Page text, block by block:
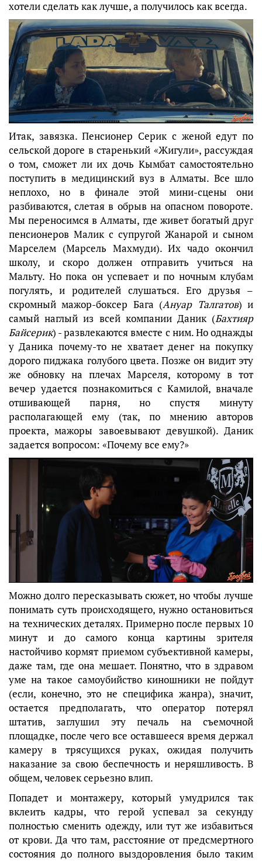
хотели сделать как лучше, а получилось как всегда.
Итак, завязка. Пенсионер Серик с женой едут по
сельской дороге в старенький «Жигули», рассуждая
о том, сможет ли их дочь Кымбат самостоятельно
поступить в медицинский вуз в Алматы. Все шло
неплохо, но в финале этой мини-сцены они
разбиваются, слетая в обрыв на опасном повороте.
Мы переносимся в Алматы, где живет богатый друг
пенсионеров Малик с супругой Жанарой и сыном
Марселем (Марсель Махмуди). Их чадо окончил
школу, и скоро должен отправить учиться на
Мальту. Но пока он успевает и по ночным клубам
погулять, и родителей слушаться. Его друзья –
скромный мажор-боксер Бага (Ануар Талгатов) и
самый наглый из всей компании Даник (Бахтияр
Байсерик) - развлекаются вместе с ним. Но однажды
у Даника почему-то не хватает денег на покупку
дорого пиджака голубого цвета. Позже он видит эту
же обновку на плечах Марселя, которому в тот
вечер удается познакомиться с Камилой, вначале
отшивающей парня, но спустя минуту
располагающей ему (так, по мнению авторов
проекта, мажоры завоевывают девушкой). Даник
задается вопросом: «Почему все ему?»
Можно долго пересказывать сюжет, но чтобы лучше
понимать суть происходящего, нужно остановиться
на технических деталях. Примерно после первых 10
минут и до самого конца картины зрителя
настойчиво кормят приемом субъективной камеры,
даже там, где она мешает. Понятно, что в здравом
уме на такое самоубийство киношники не пойдут
(если, конечно, это не специфика жанра), значит,
остается предполагать, что оператор потерял
штатив, заглушил эту печаль на съемочной
площадке, после чего все оставшееся время держал
камеру в трясущихся руках, ожидая получить
наказание за свою беспечность и неряшливость. В
общем, человек серьезно влип.
Попадет и монтажеру, который умудрился так
вклеить кадры, что герой успевал за секунду
полностью сменить одежду, или тут же избавиться
от крови. Да что там, расстояние от предсмертного
состояния до полного выздоровления было таким